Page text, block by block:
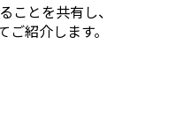
ことを共有し、
紹介します。